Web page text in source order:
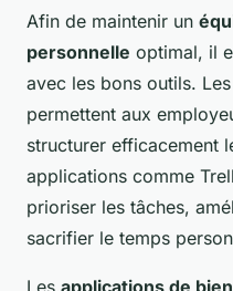
Afin de maintenir un
personnelle optimal, il
avec les bons outils. Les
permettent aux
structurer efficacement
applications comme
prioriser les tâches,
sacrifier le temps